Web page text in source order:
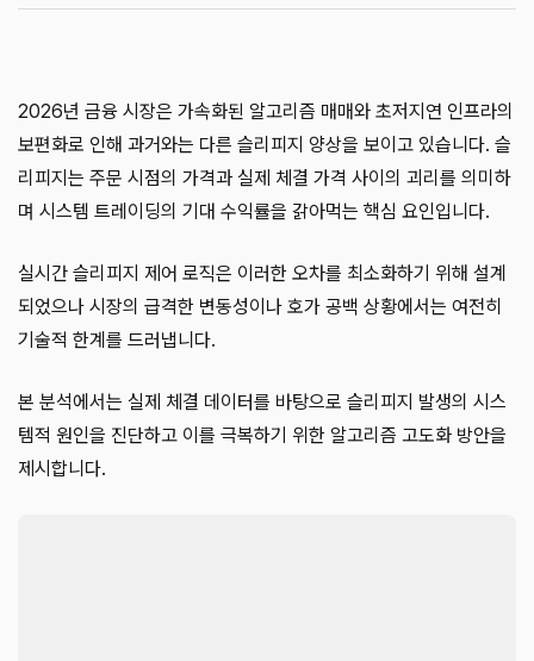
2026년 금융 시장은 가속화된 알고리즘 매매와 초저지연 인프라의
보편화로 인해 과거와는 다른 슬리피지 양상을 보이고 있습니다. 슬
리피지는 주문 시점의 가격과 실제 체결 가격 사이의 괴리를 의미하
며 시스템 트레이딩의 기대 수익률을 갉아먹는 핵심 요인입니다.
실시간 슬리피지 제어 로직은 이러한 오차를 최소화하기 위해 설계
되었으나 시장의 급격한 변동성이나 호가 공백 상황에서는 여전히
기술적 한계를 드러냅니다.
본 분석에서는 실제 체결 데이터를 바탕으로 슬리피지 발생의 시스
템적 원인을 진단하고 이를 극복하기 위한 알고리즘 고도화 방안을
제시합니다.